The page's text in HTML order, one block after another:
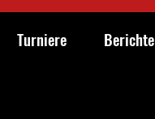
Turniere Berichte